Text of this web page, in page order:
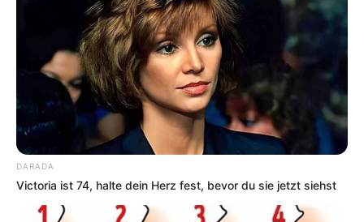
DARADA
Victoria ist 74, halte dein Herz fest, bevor du sie jetzt siehst